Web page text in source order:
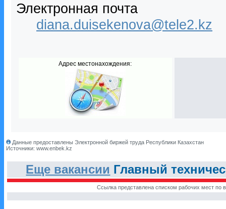
Электронная почта
diana.duisekenova@tele2.kz
Адрес местонахождения:
Данные предоставлены Электронной биржей труда Республики Казахстан
Источники: www.enbek.kz
Еще вакансии Главный
Ссылка представлена списком рабочих мест по